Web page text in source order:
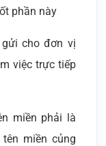
phần này
cho đơn vị
việc trực tiếp
miền phải là
miền củng